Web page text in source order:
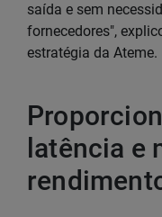
saída e sem
fornecedores",
estratégia da Ateme.
latência e